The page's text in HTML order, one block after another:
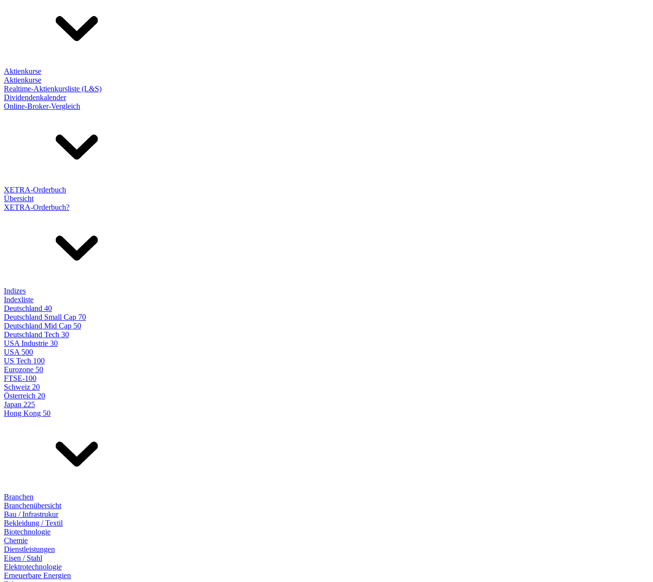
Aktienkurse
Aktienkurse
Realtime-Aktienkursliste (L&S)
Dividendenkalender
Online-Broker-Vergleich
XETRA-Orderbuch
Übersicht
XETRA-Orderbuch?
Indizes
Indexliste
Deutschland 40
Deutschland Small Cap 70
Deutschland Mid Cap 50
Deutschland Tech 30
USA Industrie 30
USA 500
US Tech 100
Eurozone 50
FTSE-100
Schweiz 20
Österreich 20
Japan 225
Hong Kong 50
Branchen
Branchenübersicht
Bau / Infrastrukur
Bekleidung / Textil
Biotechnologie
Chemie
Dienstleistungen
Eisen / Stahl
Elektrotechnologie
Erneuerbare Energien